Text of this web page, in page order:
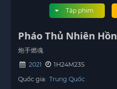
Tập phim
Pháo Thủ Nhiên Hồn
炮手燃魂
2021
1H24M23S
Quốc gia: Trung Quốc